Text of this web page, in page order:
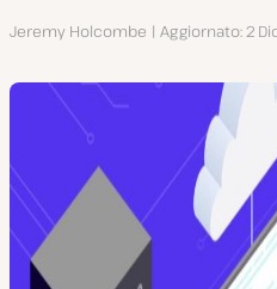
Autore
Jeremy Holcombe Aggiornato 2